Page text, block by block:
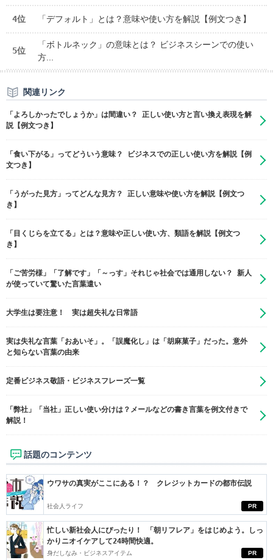
4位 「デフォルト」とは？意味や使い方を解説【例文つき】
5位
「ボトルネック」の意味とは？ ビジネスシーンでの使い
方...
関連リンク
「よろしかったでしょうか」は間違い？ 正しい使い方と言い換え表現を解
説【例文つき】
「食い下がる」ってどういう意味？ ビジネスでの正しい使い方を解説【例
文つき】
「うがった見方」ってどんな見方？ 正しい意味や使い方を解説【例文つ
き】
「目くじらを立てる」とは？意味や正しい使い方、類語を解説【例文つ
き】
「ご苦労様」「了解です」「～っす」それじゃ社会では通用しない？ 新人
が使っていて驚いた言葉遣い
大学生は要注意！ 実は超失礼な日常語
実は失礼な言葉「おあいそ」。「誤魔化し」は「胡麻菓子」だった。意外
と知らない言葉の由来
定番ビジネス敬語・ビジネスフレーズ一覧
「弊社」「当社」正しい使い分けは？メールなどの書き言葉を例文付きで
解説！
話題のコンテンツ
PR
ウワサの真実がここにある！？ クレジットカードの都市伝説
社会人ライフ
PR
忙しい新社会人にぴったり！ 「朝リフレア」をはじめよう。しっ
かりニオイケアして24時間快適。
身だしなみ・ビジネスアイテム